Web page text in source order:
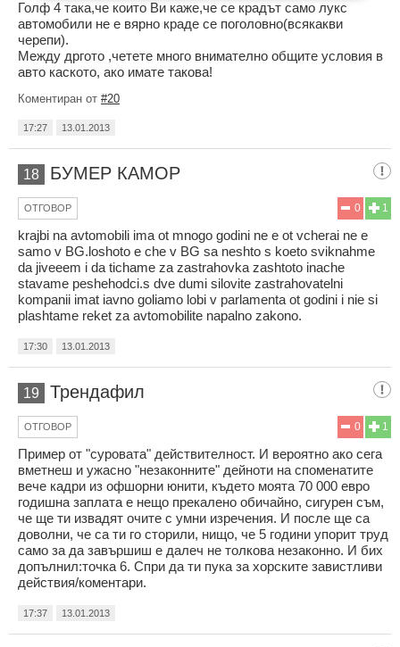
Голф 4 така,че които Ви каже,че се крадът само лукс
автомобили не е вярно краде се поголовно(всякакви
черепи).
Между дргото ,четете много внимателно общите условия в
авто каското, ако имате такова!
Коментиран от #20
17:27 13.01.2013
18 БУМЕР КАМОР
1
0
ОТГОВОР
krajbi na avtomobili ima ot mnogo godini ne e ot vcherai ne e
samo v BG.loshoto e che v BG sa neshto s koeto sviknahme
da jiveeem i da tichame za zastrahovka zashtoto inache
stavame peshehodci.s dve dumi silovite zastrahovatelni
kompanii imat iavno goliamo lobi v parlamenta ot godini i nie si
plashtame reket za avtomobilite napalno zakono.
17:30 13.01.2013
19 Трендафил
1
0
ОТГОВОР
Пример от "суровата" действителност. И вероятно ако сега
вметнеш и ужасно "незаконните" дейноти на споменатите
вече кадри из офшорни юнити, където моята 70 000 евро
годишна заплата е нещо прекалено обичайно, сигурен съм,
че ще ти извадят очите с умни изречения. И после ще са
доволни, че са ти го сторили, нищо, че 5 години упорит труд
само за да завършиш е далеч не толкова незаконно. И бих
допълнил:точка 6. Спри да ти пука за хорските завистливи
действия/коментари.
17:37 13.01.2013